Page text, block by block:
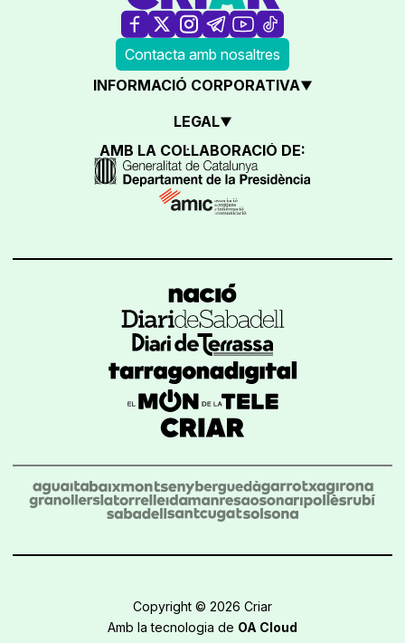
Contacta amb nosaltres
INFORMACIÓ CORPORATIVA
LEGAL
AMB LA COL·LABORACIÓ DE:
Copyright © 2026 Criar
Amb la tecnologia de OA Cloud